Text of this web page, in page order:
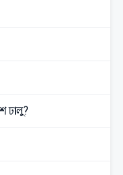
ঢালু?